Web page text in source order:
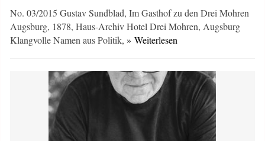
No. 03/2015 Gustav Sundblad, Im Gasthof zu den Drei Mohren
Augsburg, 1878, Haus-Archiv Hotel Drei Mohren, Augsburg
Klangvolle Namen aus Politik,» Weiterlesen